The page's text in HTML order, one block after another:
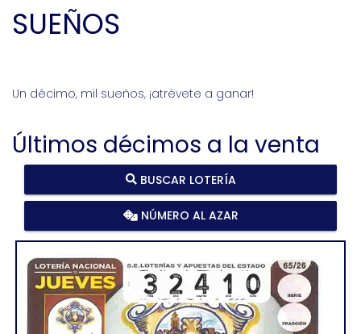
SUEÑOS
Un décimo, mil sueños, ¡atrévete a ganar!
Últimos décimos a la venta
BUSCAR LOTERÍA
NÚMERO AL AZAR